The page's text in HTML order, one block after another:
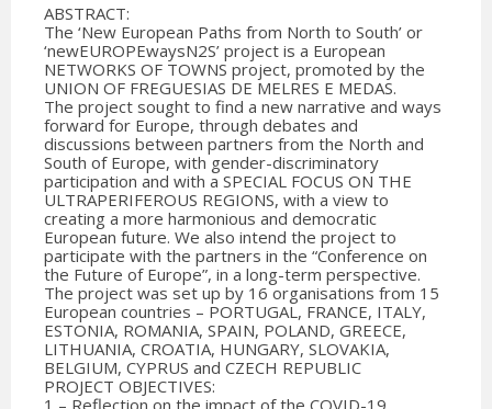
ABSTRACT:
The ‘New European Paths from North to South’ or
‘newEUROPEwaysN2S’ project is a European
NETWORKS OF TOWNS project, promoted by the
UNION OF FREGUESIAS DE MELRES E MEDAS.
The project sought to find a new narrative and ways
forward for Europe, through debates and
discussions between partners from the North and
South of Europe, with gender-discriminatory
participation and with a SPECIAL FOCUS ON THE
ULTRAPERIFEROUS REGIONS, with a view to
creating a more harmonious and democratic
European future. We also intend the project to
participate with the partners in the “Conference on
the Future of Europe”, in a long-term perspective.
The project was set up by 16 organisations from 15
European countries – PORTUGAL, FRANCE, ITALY,
ESTONIA, ROMANIA, SPAIN, POLAND, GREECE,
LITHUANIA, CROATIA, HUNGARY, SLOVAKIA,
BELGIUM, CYPRUS and CZECH REPUBLIC
PROJECT OBJECTIVES:
1 – Reflection on the impact of the COVID-19